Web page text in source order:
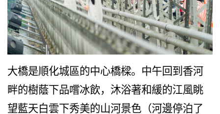
大橋是順化城區的中心橋樑。中午回到香河
畔的樹蔭下品嚐冰飲，沐浴著和緩的江風眺
望藍天白雲下秀美的山河景色（河邊停泊了